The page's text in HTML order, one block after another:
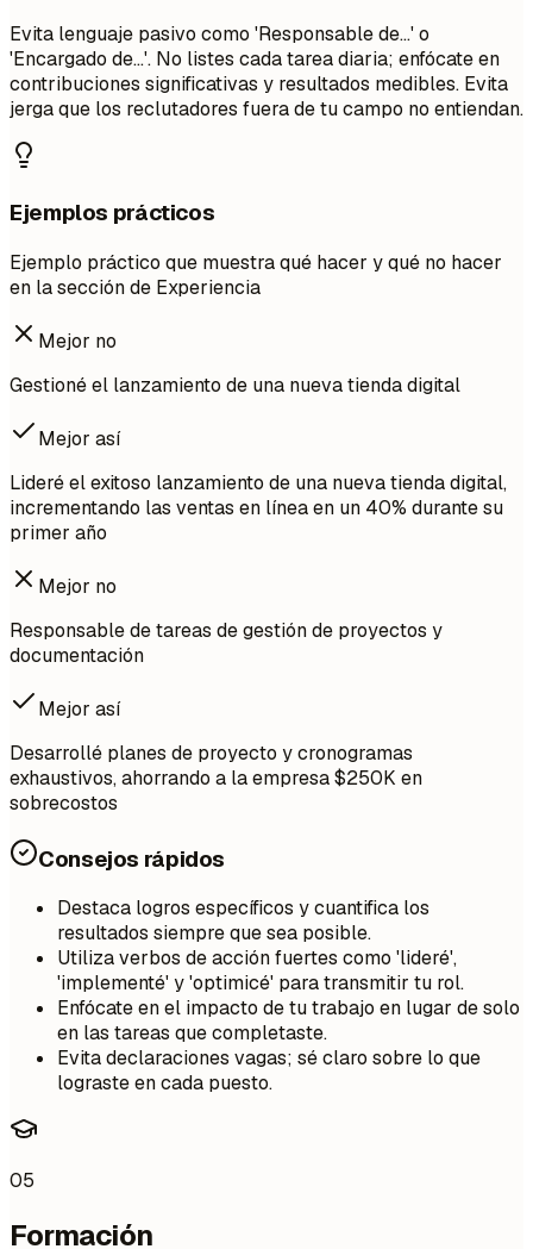
Evita lenguaje pasivo como 'Responsable de...' o
'Encargado de...'. No listes cada tarea diaria; enfócate en
contribuciones significativas y resultados medibles. Evita
jerga que los reclutadores fuera de tu campo no entiendan.
Ejemplos prácticos
Ejemplo práctico que muestra qué hacer y qué no hacer
en la sección de Experiencia
Mejor no
Gestioné el lanzamiento de una nueva tienda digital
Mejor así
Lideré el exitoso lanzamiento de una nueva tienda digital,
incrementando las ventas en línea en un 40% durante su
primer año
Mejor no
Responsable de tareas de gestión de proyectos y
documentación
Mejor así
Desarrollé planes de proyecto y cronogramas
exhaustivos, ahorrando a la empresa $250K en
sobrecostos
Consejos rápidos
Destaca logros específicos y cuantifica los
resultados siempre que sea posible.
Utiliza verbos de acción fuertes como 'lideré',
'implementé' y 'optimicé' para transmitir tu rol.
Enfócate en el impacto de tu trabajo en lugar de solo
en las tareas que completaste.
Evita declaraciones vagas; sé claro sobre lo que
lograste en cada puesto.
05
Formación